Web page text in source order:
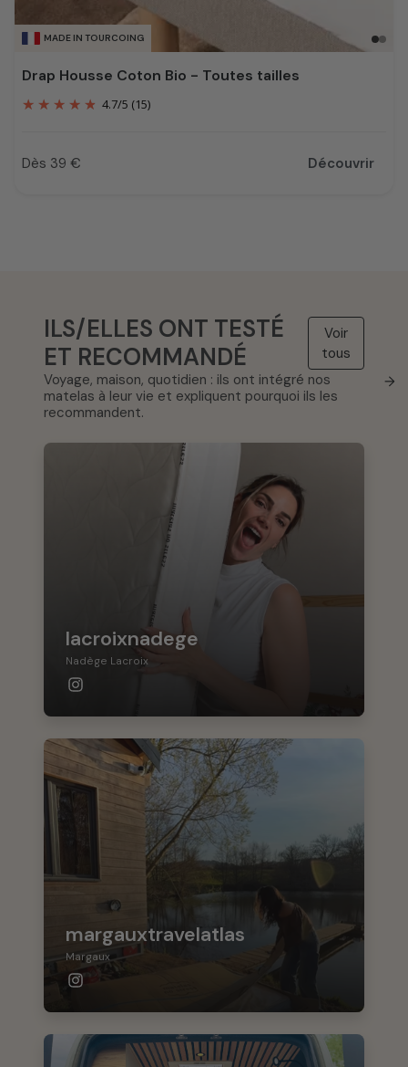
MADE IN TOURCOING
Drap Housse Coton Bio - Toutes tailles
4.7/5 (15)
Prix
Dès 39 € Découvrir
ILS/ELLES ONT TESTÉ
ET RECOMMANDÉ
Voir
tous
→
Voyage, maison, quotidien : ils ont intégré nos
matelas à leur vie et expliquent pourquoi ils les
recommandent.
lacroixnadege
Nadège Lacroix
margauxtravelatlas
Margaux